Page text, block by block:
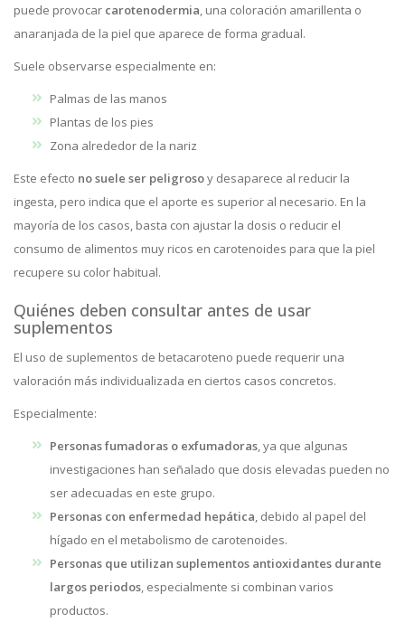
puede provocar carotenodermia, una coloración amarillenta o
anaranjada de la piel que aparece de forma gradual.
Suele observarse especialmente en:
Palmas de las manos
Plantas de los pies
Zona alrededor de la nariz
Este efecto no suele ser peligrosoy desaparece al reducir la
ingesta, pero indica que el aporte es superior al necesario. En la
mayoría de los casos, basta con ajustar la dosis o reducir el
consumo de alimentos muy ricos en carotenoides para que la piel
recupere su color habitual.
Quiénes deben consultar antes de usar
suplementos
El uso de suplementos de betacaroteno puede requerir una
valoración más individualizada en ciertos casos concretos.
Especialmente:
Personas fumadoras o exfumadoras, ya que algunas
investigaciones han señalado que dosis elevadas pueden no
ser adecuadas en este grupo.
Personas con enfermedad hepática, debido al papel del
hígado en el metabolismo de carotenoides.
Personas que utilizan suplementos antioxidantes durante
largos periodos, especialmente si combinan varios
productos.